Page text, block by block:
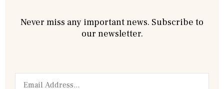
Never miss any important news. Subscribe to
our newsletter.